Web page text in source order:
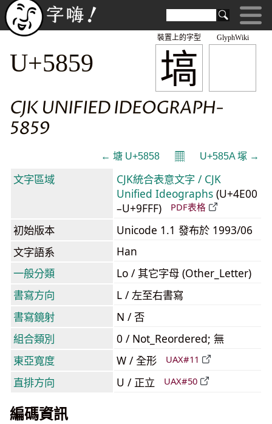
GlyphWiki
塙
裝置上的字型
U+5859
CJK UNIFIED IDEOGRAPH-
5859
← 塘 U+5858 𝄜 U+585A 塚 →
文字區域
CJK統合表意文字 / CJK
Unified Ideographs (U+4E00
–U+9FFF)
PDF表格
初始版本
Unicode 1.1 發布於 1993/06
文字語系
Han
一般分類
Lo / 其它字母 (Other_Letter)
書寫方向
L / 左至右書寫
書寫鏡射
N / 否
組合類別
0 / Not_Reordered; 無
東亞寬度
W / 全形 UAX#11
直排方向 U / 正立 UAX#50
編碼資訊